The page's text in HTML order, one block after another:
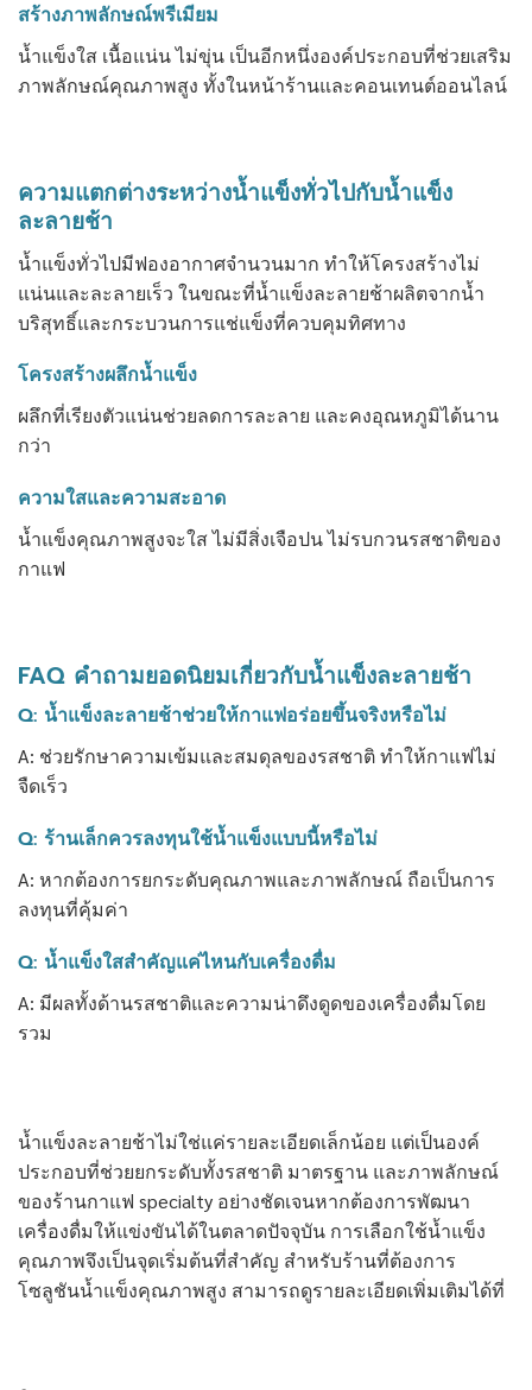
สร้างภาพลักษณ์พรีเมียม
น้ำแข็งใส เนื้อแน่น ไม่ขุ่น เป็นอีกหนึ่งองค์ประกอบที่ช่วยเสริม
ภาพลักษณ์คุณภาพสูง ทั้งในหน้าร้านและคอนเทนต์ออนไลน์
ความแตกต่างระหว่างน้ำแข็งทั่วไปกับน้ำแข็ง
ละลายช้า
น้ำแข็งทั่วไปมีฟองอากาศจำนวนมาก ทำให้โครงสร้างไม่
แน่นและละลายเร็ว ในขณะที่น้ำแข็งละลายช้าผลิตจากน้ำ
บริสุทธิ์และกระบวนการแช่แข็งที่ควบคุมทิศทาง
โครงสร้างผลึกน้ำแข็ง
ผลึกที่เรียงตัวแน่นช่วยลดการละลาย และคงอุณหภูมิได้นาน
กว่า
ความใสและความสะอาด
น้ำแข็งคุณภาพสูงจะใส ไม่มีสิ่งเจือปน ไม่รบกวนรสชาติของ
กาแฟ
FAQ คำถามยอดนิยมเกี่ยวกับน้ำแข็งละลายช้า
Q: น้ำแข็งละลายช้าช่วยให้กาแฟอร่อยขึ้นจริงหรือไม่
A: ช่วยรักษาความเข้มและสมดุลของรสชาติ ทำให้กาแฟไม่
จืดเร็ว
Q: ร้านเล็กควรลงทุนใช้น้ำแข็งแบบนี้หรือไม่
A: หากต้องการยกระดับคุณภาพและภาพลักษณ์ ถือเป็นการ
ลงทุนที่คุ้มค่า
Q: น้ำแข็งใสสำคัญแค่ไหนกับเครื่องดื่ม
A: มีผลทั้งด้านรสชาติและความน่าดึงดูดของเครื่องดื่มโดย
รวม
น้ำแข็งละลายช้าไม่ใช่แค่รายละเอียดเล็กน้อย แต่เป็นองค์
ประกอบที่ช่วยยกระดับทั้งรสชาติ มาตรฐาน และภาพลักษณ์
ของร้านกาแฟ specialty อย่างชัดเจนหากต้องการพัฒนา
เครื่องดื่มให้แข่งขันได้ในตลาดปัจจุบัน การเลือกใช้น้ำแข็ง
คุณภาพจึงเป็นจุดเริ่มต้นที่สำคัญ สำหรับร้านที่ต้องการ
โซลูชันน้ำแข็งคุณภาพสูง สามารถดูรายละเอียดเพิ่มเติมได้ที่